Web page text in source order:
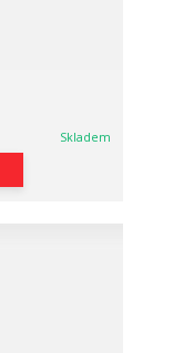
Skladem